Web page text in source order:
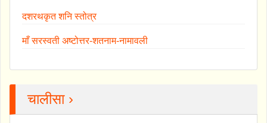
दशरथकृत शनि स्तोत्र
माँ सरस्वती अष्टोत्तर-शतनाम-नामावली
चालीसा ›